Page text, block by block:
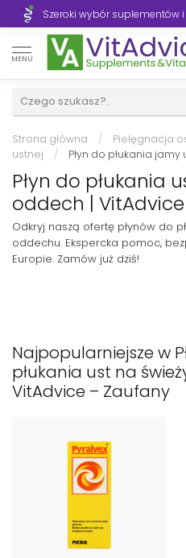
Szeroki wybór suplementów
MENU
Strona główna / Pielęgnacja
ustnej
/ Płyn do płukania jamy
Płyn do płukania
oddech |
Odkryj naszą ofertę płynów do
oddechu. Ekspercka pomoc,
Europie. Zamów już dziś!
Najpopularniejsze w
płukania ust na
VitAdvice – Zaufany